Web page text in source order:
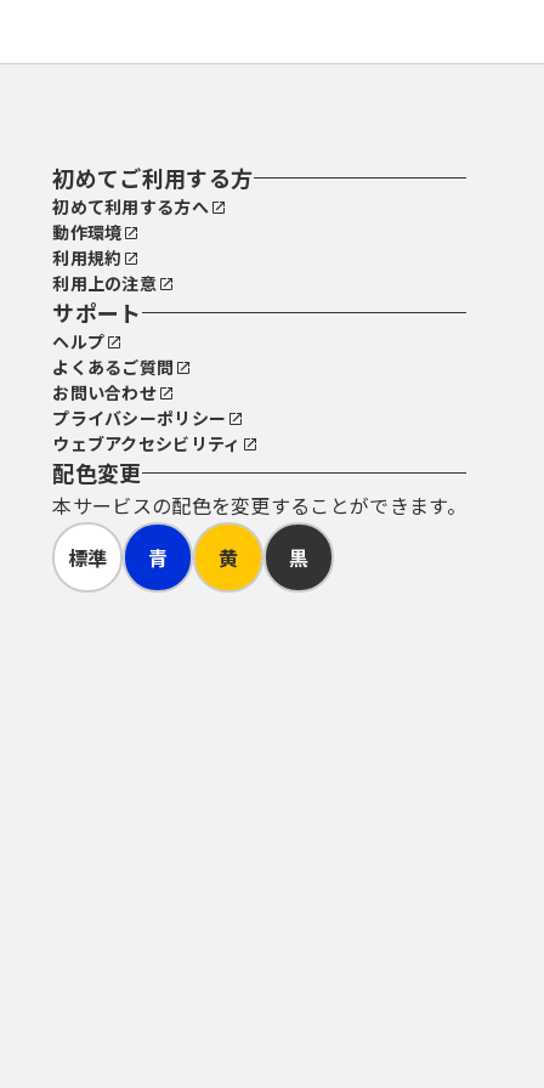
初めてご利用する方
初めて利用する方へ
動作環境
利用規約
利用上の注意
サポート
ヘルプ
よくあるご質問
お問い合わせ
プライバシーポリシー
ウェブアクセシビリティ
配色変更
本サービスの配色を変更することができます。
標準
青 黄 黒